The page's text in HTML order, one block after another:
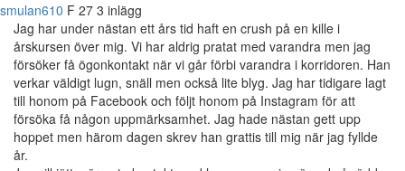
smulan610 F 27 3 inlägg
Jag har under nästan ett års tid haft en crush på en kille i
årskursen över mig. Vi har aldrig pratat med varandra men jag
försöker få ögonkontakt när vi går förbi varandra i korridoren. Han
verkar väldigt lugn, snäll men också lite blyg. Jag har tidigare lagt
till honom på Facebook och följt honom på Instagram för att
försöka få någon uppmärksamhet. Jag hade nästan gett upp
hoppet men härom dagen skrev han grattis till mig när jag fyllde
år.